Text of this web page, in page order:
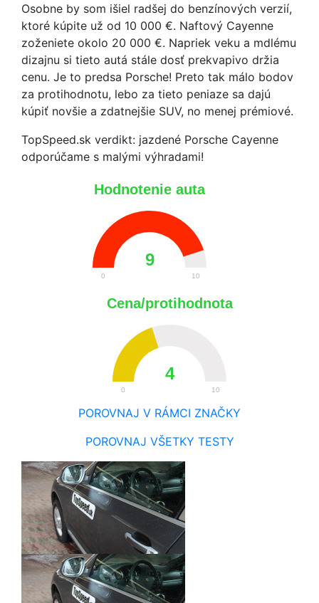
Osobne by som išiel radšej do benzínových verzií,
ktoré kúpite už od 10 000 €. Naftový Cayenne
zoženiete okolo 20 000 €. Napriek veku a mdlému
dizajnu si tieto autá stále dosť prekvapivo držia
cenu. Je to predsa Porsche! Preto tak málo bodov
za protihodnotu, lebo za tieto peniaze sa dajú
kúpiť novšie a zdatnejšie SUV, no menej prémiové.
TopSpeed.sk verdikt: jazdené Porsche Cayenne
odporúčame s malými výhradami!
Hodnotenie auta
9
0 10
Cena/protihodnota
4
0 10
POROVNAJ V RÁMCI ZNAČKY
POROVNAJ VŠETKY TESTY